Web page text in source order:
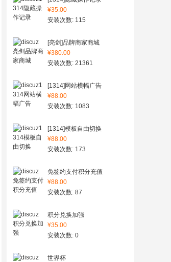
¥35.00
安装次数: 115
[亮剑]品牌商家商城
¥380.00
安装次数: 21361
[1314]网站横幅广告
¥88.00
安装次数: 1083
[1314]模板自由切换
¥88.00
安装次数: 173
免签约支付积分充值
¥88.00
安装次数: 87
积分兑换加强
¥35.00
安装次数: 0
世界杯